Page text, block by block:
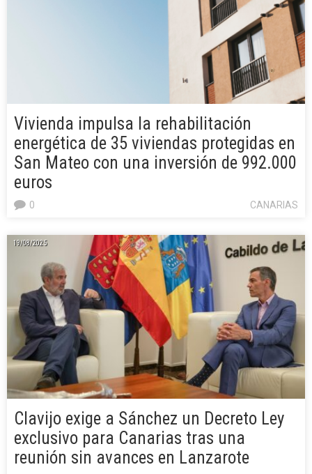
Vivienda impulsa la rehabilitación
energética de 35 viviendas protegidas en
San Mateo con una inversión de 992.000
euros
CANARIAS
0
19/08/2025
Clavijo exige a Sánchez un Decreto Ley
exclusivo para Canarias tras una
reunión sin avances en Lanzarote